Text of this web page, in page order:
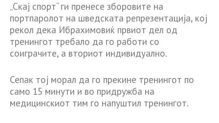
„Скај спорт“ ги пренесе зборовите на
портпаролот на шведската репрезентација, кој
рекол дека Ибрахимовиќ првиот дел од
тренингот требало да го работи со
соиграчите, а вториот индивидуално.
Сепак тој морал да го прекине тренингот по
само 15 минути и во придружба на
медицинскиот тим го напуштил тренингот.